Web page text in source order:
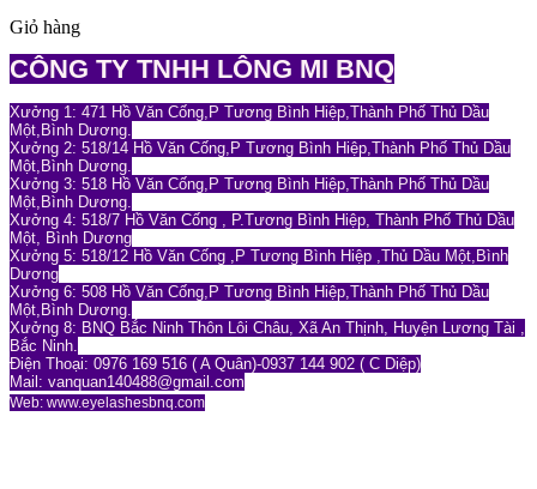
Giỏ hàng
CÔNG TY TNHH LÔNG MI BNQ
Xưởng 1: 471 Hồ Văn Cống,P Tương Bình Hiệp,Thành Phố Thủ Dầu
Một,Bình Dương.
Xưởng 2: 518/14 Hồ Văn Cống,P Tương Bình Hiệp,Thành Phố Thủ Dầu
Một,Bình Dương.
Xưởng 3: 518 Hồ Văn Cống,P Tương Bình Hiệp,Thành Phố Thủ Dầu
Một,Bình Dương.
Xưởng 4: 518/7 Hồ Văn Cống , P.Tương Bình Hiệp, Thành Phố Thủ Dầu
Một, Bình Dương
Xưởng 5: 518/12 Hồ Văn Cống ,P Tương Bình Hiệp ,Thủ Dầu Một,Bình
Dương
Xưởng 6: 508 Hồ Văn Cống,P Tương Bình Hiệp,Thành Phố Thủ Dầu
Một,Bình Dương.
Xưởng 8: BNQ Bắc Ninh Thôn Lôi Châu, Xã An Thịnh, Huyện Lương Tài ,
Bắc Ninh.
Điện Thoại: 0976 169 516 ( A Quân)-0937 144 902 ( C Diệp)
Mail: vanquan140488@gmail.com
Web: www.eyelashesbnq.com